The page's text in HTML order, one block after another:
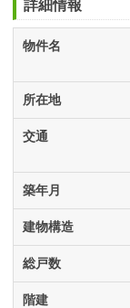
詳細情報
物件名
所在地
交通
築年月
建物構造
総戸数
階建